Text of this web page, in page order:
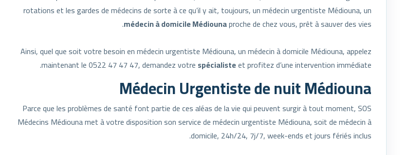
rotations et les gardes de médecins de sorte à ce qu’il y ait, toujours, un médecin urgentiste Médiouna, un
médecin à domicile Médiounaproche de chez vous, prêt à sauver des vies.
Ainsi, quel que soit votre besoin en médecin urgentiste Médiouna, un médecin à domicile Médiouna, appelez
maintenant le 0522 47 47 47, demandez votre spécialisteet profitez d’une intervention immédiate.
Médecin Urgentiste de nuit Médiouna
Parce que les problèmes de santé font partie de ces aléas de la vie qui peuvent surgir à tout moment, SOS
Médecins Médiouna met à votre disposition son service de médecin urgentiste Médiouna, soit de médecin à
domicile, 24h/24, 7j/7, week-ends et jours fériés inclus.